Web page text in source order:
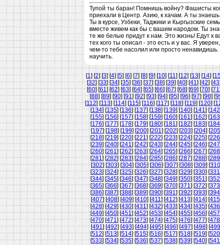
Тупой ты баран! Помнишь войну? Фашисты
приехали в Центр. Азию, к хачам. А ты
Ты в курсе, Узбеки, Таджики и Кыргызские
вместе живем как бы с вашим народом. Ты
те же белые придут к нам. Это жизнь! Едут к
тех кого ты описал - это есть и у вас. Я
чем-то тебе насолил или просто
научить.
[1] [2] [3] [4] [5] [6] [7] [8] [9] [10] [11] [12] [13] [14] [
[32] [33] [34] [35] [36] [37] [38] [39] [40] [41] [42] [43
[60] [61] [62] [63] [64] [65] [66] [67] [68] [69] [70] [71
[88] [89] [90] [91] [92] [93] [94] [95] [96] [97] [98] [
[112] [113] [114] [115] [116] [117] [118] [119] [120] [
[134] [135] [136] [137] [138] [139] [140] [141] [142
[155] [156] [157] [158] [159] [160] [161] [162] [163
[176] [177] [178] [179] [180] [181] [182] [183] [184
[197] [198] [199] [200] [201] [202] [203] [204] [205
[218] [219] [220] [221] [222] [223] [224] [225] [226
[239] [240] [241] [242] [243] [244] [245] [246] [247
[260] [261] [262] [263] [264] [265] [266] [267] [268
[281] [282] [283] [284] [285] [286] [287] [288] [289
[302] [303] [304] [305] [306] [307] [308] [309] [310
[323] [324] [325] [326] [327] [328] [329] [330] [331
[344] [345] [346] [347] [348] [349] [350] [351] [352
[365] [366] [367] [368] [369] [370] [371] [372] [373
[386] [387] [388] [389] [390] [391] [392] [393] [394
[407] [408] [409] [410] [411] [412] [413] [414] [415
[428] [429] [430] [431] [432] [433] [434] [435] [436
[449] [450] [451] [452] [453] [454] [455] [456] [457
[470] [471] [472] [473] [474] [475] [476] [477] [478
[491] [492] [493] [494] [495] [496] [497] [498] [499
[512] [513] [514] [515] [516] [517] [518] [519] [520
[533] [534] [535] [536] [537] [538] [539] [540] [541